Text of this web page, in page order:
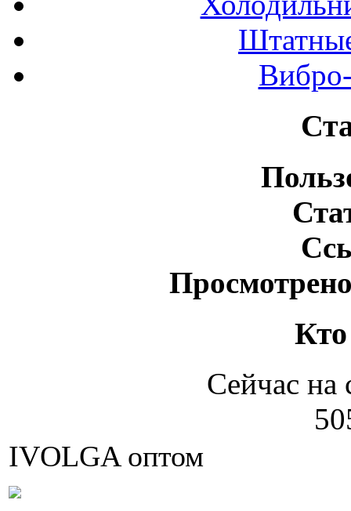
Кто
Сейчас на
IVOLGA оптом